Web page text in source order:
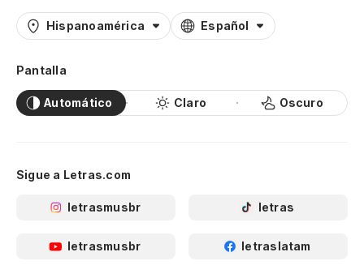
Hispanoamérica Español
Pantalla
Automático Claro Oscuro
Sigue a Letras.com
letrasmusbr letras
letrasmusbr letraslatam